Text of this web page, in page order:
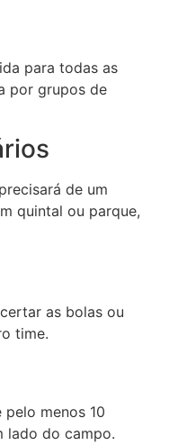
para todas as
por grupos de
de um
quintal ou parque,
as bolas ou
time.
menos 10
lado do campo.